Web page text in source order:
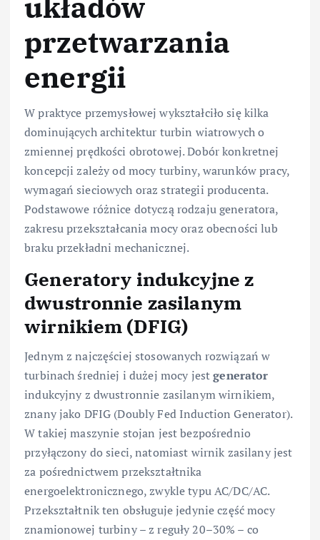
przetwarzania
energii
W praktyce przemysłowej wykształciło się kilka
dominujących architektur turbin wiatrowych o
zmiennej prędkości obrotowej. Dobór konkretnej
koncepcji zależy od mocy turbiny, warunków pracy,
wymagań sieciowych oraz strategii producenta.
Podstawowe różnice dotyczą rodzaju generatora,
zakresu przekształcania mocy oraz obecności lub
braku przekładni mechanicznej.
Generatory indukcyjne z
dwustronnie zasilanym
wirnikiem (DFIG)
Jednym z najczęściej stosowanych rozwiązań w
turbinach średniej i dużej mocy jestgenerator
indukcyjny z dwustronnie zasilanym wirnikiem,
znany jako DFIG (Doubly Fed Induction Generator).
W takiej maszynie stojan jest bezpośrednio
przyłączony do sieci, natomiast wirnik zasilany jest
za pośrednictwem przekształtnika
energoelektronicznego, zwykle typu AC/DC/AC.
Przekształtnik ten obsługuje jedynie część mocy
znamionowej turbiny – z reguły 20–30% – co